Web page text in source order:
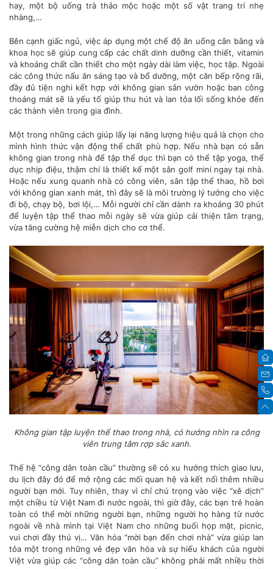
hay, một bộ uống trà thảo mộc hoặc một số vật trang trí nhẹ
nhàng,…
Bên cạnh giấc ngủ, việc áp dụng một chế độ ăn uống cân bằng và
khoa học sẽ giúp cung cấp các chất dinh dưỡng cần thiết, vitamin
và khoáng chất cần thiết cho một ngày dài làm việc, học tập. Ngoài
các công thức nấu ăn sáng tạo và bổ dưỡng, một căn bếp rộng rãi,
đầy đủ tiện nghi kết hợp với không gian sân vườn hoặc ban công
thoáng mát sẽ là yếu tố giúp thu hút và lan tỏa lối sống khỏe đến
các thành viên trong gia đình.
Một trong những cách giúp lấy lại năng lượng hiệu quả là chọn cho
mình hình thức vận động thể chất phù hợp. Nếu nhà bạn có sẵn
không gian trong nhà để tập thể dục thì bạn có thể tập yoga, thể
dục nhịp điệu, thậm chí là thiết kế một sân golf mini ngay tại nhà.
Hoặc nếu xung quanh nhà có công viên, sân tập thể thao, hồ bơi
với không gian xanh mát, thì đây sẽ là môi trường lý tưởng cho việc
đi bộ, chạy bộ, bơi lội,… Mỗi người chỉ cần dành ra khoảng 30 phút
để luyện tập thể thao mỗi ngày sẽ vừa giúp cải thiện tâm trạng,
vừa tăng cường hệ miễn dịch cho cơ thể.
Không gian tập luyện thể thao trong nhà, có hướng nhìn ra công
viên trung tâm rợp sắc xanh.
Thế hệ “công dân toàn cầu” thường sẽ có xu hướng thích giao lưu,
du lịch đây đó để mở rộng các mối quan hệ và kết nối thêm nhiều
người bạn mới. Tuy nhiên, thay vì chỉ chú trọng vào việc “xê dịch”
một chiều từ Việt Nam đi nước ngoài, thì giờ đây, các bạn trẻ hoàn
toàn có thể mời những người bạn, những người họ hàng từ nước
ngoài về nhà mình tại Việt Nam cho những buổi họp mặt, picnic,
vui chơi đầy thú vị… Văn hóa “mời bạn đến chơi nhà” vừa giúp lan
tỏa một trong những vẻ đẹp văn hóa và sự hiếu khách của người
Việt vừa giúp các “công dân toàn cầu” không phải mất nhiều thời